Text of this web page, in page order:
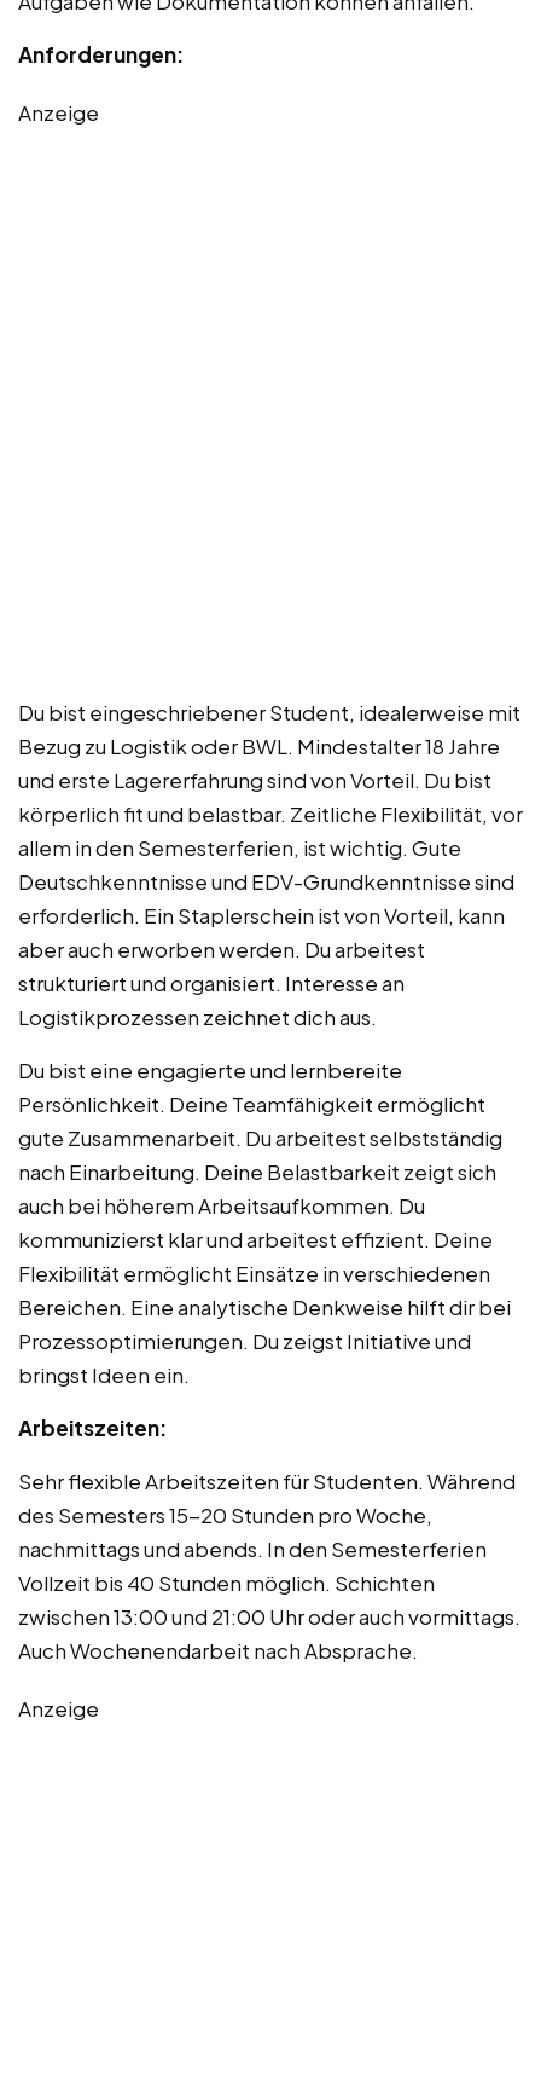
Anforderungen:
Anzeige
Du bist eingeschriebener Student, idealerweise mit
Bezug zu Logistik oder BWL. Mindestalter 18 Jahre
und erste Lagererfahrung sind von Vorteil. Du bist
körperlich fit und belastbar. Zeitliche Flexibilität, vor
allem in den Semesterferien, ist wichtig. Gute
Deutschkenntnisse und EDV-Grundkenntnisse sind
erforderlich. Ein Staplerschein ist von Vorteil, kann
aber auch erworben werden. Du arbeitest
strukturiert und organisiert. Interesse an
Logistikprozessen zeichnet dich aus.
Du bist eine engagierte und lernbereite
Persönlichkeit. Deine Teamfähigkeit ermöglicht
gute Zusammenarbeit. Du arbeitest selbstständig
nach Einarbeitung. Deine Belastbarkeit zeigt sich
auch bei höherem Arbeitsaufkommen. Du
kommunizierst klar und arbeitest effizient. Deine
Flexibilität ermöglicht Einsätze in verschiedenen
Bereichen. Eine analytische Denkweise hilft dir bei
Prozessoptimierungen. Du zeigst Initiative und
bringst Ideen ein.
Arbeitszeiten:
Sehr flexible Arbeitszeiten für Studenten. Während
des Semesters 15-20 Stunden pro Woche,
nachmittags und abends. In den Semesterferien
Vollzeit bis 40 Stunden möglich. Schichten
zwischen 13:00 und 21:00 Uhr oder auch vormittags.
Auch Wochenendarbeit nach Absprache.
Anzeige